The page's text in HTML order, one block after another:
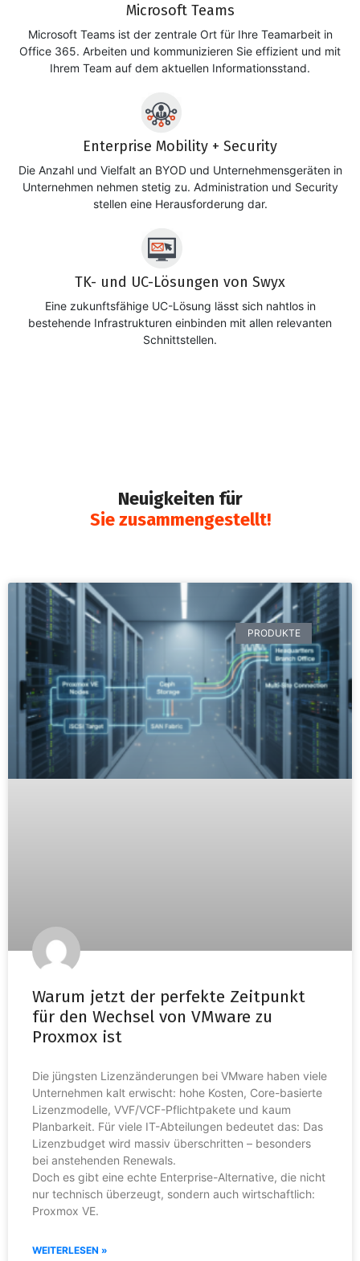
Microsoft Teams
Microsoft Teams ist der zentrale Ort für Ihre Teamarbeit in
Office 365. Arbeiten und kommunizieren Sie effizient und mit
Ihrem Team auf dem aktuellen Informationsstand.
Enterprise Mobility + Security
Die Anzahl und Vielfalt an BYOD und Unternehmensgeräten in
Unternehmen nehmen stetig zu. Administration und Security
stellen eine Herausforderung dar.
TK- und UC-Lösungen von Swyx
Eine zukunftsfähige UC-Lösung lässt sich nahtlos in
bestehende Infrastrukturen einbinden mit allen relevanten
Schnittstellen.
Neuigkeiten für
Sie zusammengestellt!
PRODUKTE
Warum jetzt der perfekte Zeitpunkt
für den Wechsel von VMware zu
Proxmox ist
Die jüngsten Lizenzänderungen bei VMware haben viele
Unternehmen kalt erwischt: hohe Kosten, Core-basierte
Lizenzmodelle, VVF/VCF-Pflichtpakete und kaum
Planbarkeit. Für viele IT-Abteilungen bedeutet das: Das
Lizenzbudget wird massiv überschritten – besonders
bei anstehenden Renewals.
Doch es gibt eine echte Enterprise-Alternative, die nicht
nur technisch überzeugt, sondern auch wirtschaftlich:
Proxmox VE.
WEITERLESEN »